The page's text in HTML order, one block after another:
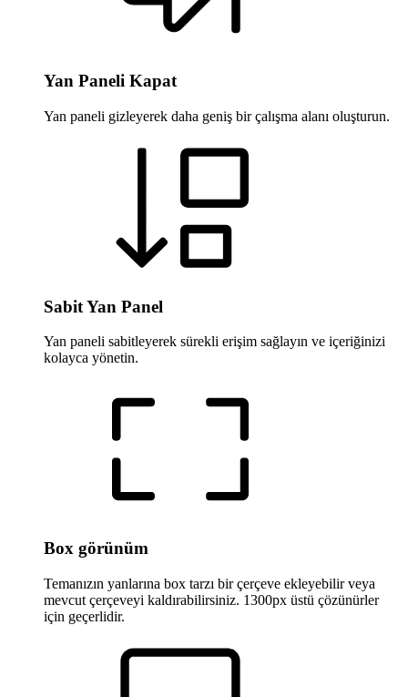
Yan Paneli Kapat
Yan paneli gizleyerek daha geniş bir çalışma alanı oluşturun.
Sabit Yan Panel
Yan paneli sabitleyerek sürekli erişim sağlayın ve içeriğinizi
kolayca yönetin.
Box görünüm
Temanızın yanlarına box tarzı bir çerçeve ekleyebilir veya
mevcut çerçeveyi kaldırabilirsiniz. 1300px üstü çözünürler
için geçerlidir.